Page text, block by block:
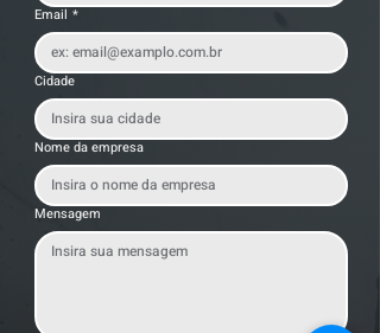
Email *
Cidade
Nome da empresa
Mensagem